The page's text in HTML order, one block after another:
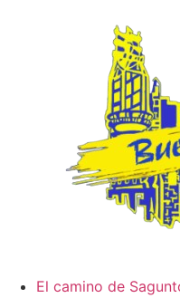
El camino de